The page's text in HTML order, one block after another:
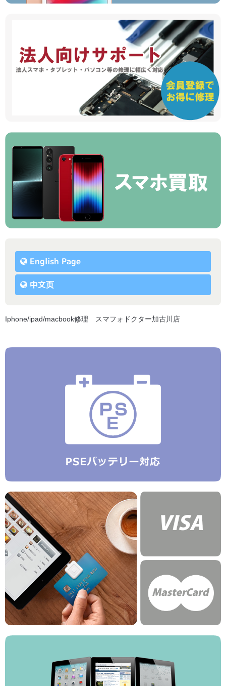
English Page
中文页
Iphone/ipad/macbook修理 スマフォドクター加古川店